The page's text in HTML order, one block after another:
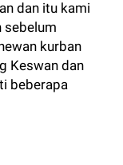
dan itu kami
sebelum
kurban
Keswan dan
beberapa